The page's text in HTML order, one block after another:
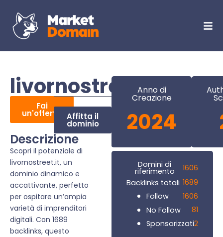
livornostreet.it
Fai
un'offerta Affitta il
dominio
Descrizione
Scopri il potenziale di
livornostreet.it, un
dominio dinamico e
accattivante, perfetto
per ospitare un’ampia
varietà di imprenditori
digitali. Con 1689
backlinks, questo
Anno di
Creazione
2024
Domini di
riferimento
1606
Backlinks totali 1689
Follow
1606
No Follow
81
Sponsorizzati2